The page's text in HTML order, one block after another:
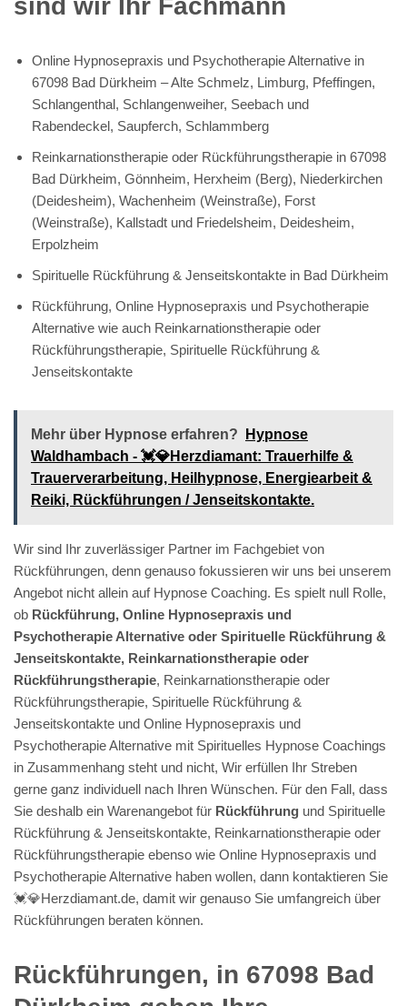
Online Hypnosepraxis und Psychotherapie Alternative in
67098 Bad Dürkheim – Alte Schmelz, Limburg, Pfeffingen,
Schlangenthal, Schlangenweiher, Seebach und
Rabendeckel, Saupferch, Schlammberg
Reinkarnationstherapie oder Rückführungstherapie in 67098
Bad Dürkheim, Gönnheim, Herxheim (Berg), Niederkirchen
(Deidesheim), Wachenheim (Weinstraße), Forst
(Weinstraße), Kallstadt und Friedelsheim, Deidesheim,
Erpolzheim
Spirituelle Rückführung & Jenseitskontakte in Bad Dürkheim
Rückführung, Online Hypnosepraxis und Psychotherapie
Alternative wie auch Reinkarnationstherapie oder
Rückführungstherapie, Spirituelle Rückführung &
Jenseitskontakte
Mehr über Hypnose erfahren?
Hypnose
Waldhambach - 💓️💎Herzdiamant: Trauerhilfe &
Trauerverarbeitung, Heilhypnose, Energiearbeit &
Reiki, Rückführungen / Jenseitskontakte.
Wir sind Ihr zuverlässiger Partner im Fachgebiet von
Rückführungen, denn genauso fokussieren wir uns bei unserem
Angebot nicht allein auf Hypnose Coaching. Es spielt null Rolle,
ob Rückführung, Online Hypnosepraxis und
Psychotherapie Alternative oder Spirituelle Rückführung &
Jenseitskontakte, Reinkarnationstherapie oder
Rückführungstherapie, Reinkarnationstherapie oder
Rückführungstherapie, Spirituelle Rückführung &
Jenseitskontakte und Online Hypnosepraxis und
Psychotherapie Alternative mit Spirituelles Hypnose Coachings
in Zusammenhang steht und nicht, Wir erfüllen Ihr Streben
gerne ganz individuell nach Ihren Wünschen. Für den Fall, dass
Sie deshalb ein Warenangebot für Rückführung und Spirituelle
Rückführung & Jenseitskontakte, Reinkarnationstherapie oder
Rückführungstherapie ebenso wie Online Hypnosepraxis und
Psychotherapie Alternative haben wollen, dann kontaktieren Sie
💓️💎Herzdiamant.de, damit wir genauso Sie umfangreich über
Rückführungen beraten können.
Rückführungen, in 67098 Bad